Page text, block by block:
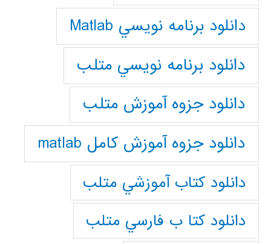
دانلود برنامه نويسي Matlab
دانلود برنامه نويسي متلب
دانلود جزوه آموزش متلب
دانلود جزوه آموزش کامل matlab
دانلود كتاب آموزشي متلب
دانلود كتا ب فارسي متلب